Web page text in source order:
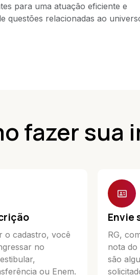
para uma atuação eficiente e
questões relacionadas ao
fazer sua
o cadastro, você
no
ou Enem.
Envie
RG,
nota do
são